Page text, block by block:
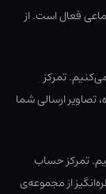
فعال است. از
تمرکز
تصاویر ارسالی شما
تمرکز حساب
از مجموعه‌ی